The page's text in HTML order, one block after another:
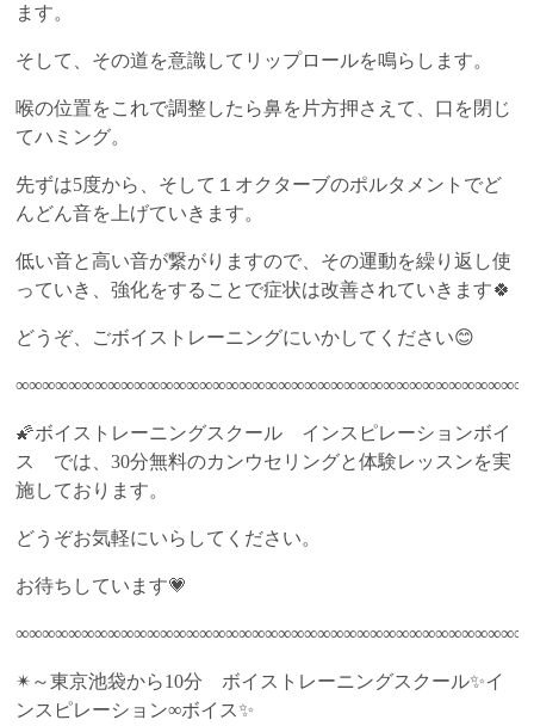
ます。
そして、その道を意識してリップロールを鳴らします。
喉の位置をこれで調整したら鼻を片方押さえて、口を閉じ
てハミング。
先ずは5度から、そして１オクターブのポルタメントでど
んどん音を上げていきます。
低い音と高い音が繋がりますので、その運動を繰り返し使
っていき、強化をすることで症状は改善されていきます🍀
どうぞ、ごボイストレーニングにいかしてください😊
∞∞∞∞∞∞∞∞∞∞∞∞∞∞∞∞∞∞∞∞∞∞∞∞∞∞∞∞∞∞∞∞∞∞∞∞∞∞∞
🌠ボイストレーニングスクール インスピレーションボイ
ス では、30分無料のカンウセリングと体験レッスンを実
施しております。
どうぞお気軽にいらしてください。
お待ちしています💗
✴～東京池袋から10分 ボイストレーニングスクール✨イ
ンスピレーション∞ボイス✨